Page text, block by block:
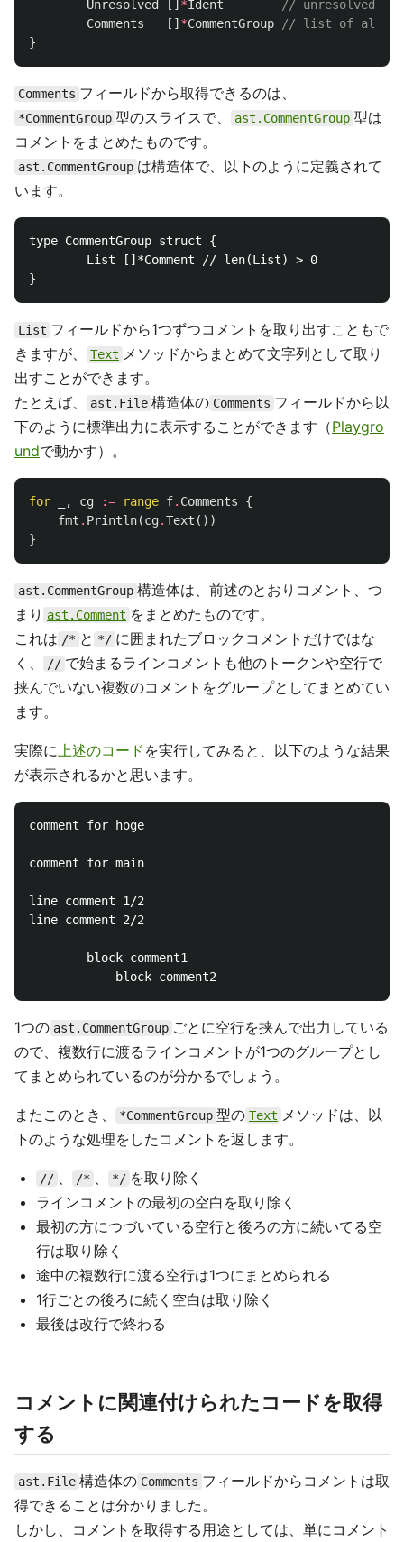
Unresolved *Ident
// unresolved
Comments
[] *CommentGroup
// list of all
}
Comments フィールドから取得できるのは、
*CommentGroup 型のスライスで、 ast.CommentGroup 型は
コメントをまとめたものです。
ast.CommentGroup は構造体で、以下のように定義されて
います。
type CommentGroup struct {
        List []*Comment // len(List) > 0
List フィールドから1つずつコメントを取り出すこともで
きますが、
Text メソッドからまとめて文字列として取り
出すことができます。
たとえば、
ast.File 構造体の Comments フィールドから以
下のように標準出力に表示することができます（Playgro
undで動かす）。
for , cg := range f. Comments
{
fmt . Println(cg.Text ())
}
ast.CommentGroup 構造体は、前述のとおりコメント、つ
まり ast.Comment をまとめたものです。
これは /* と */ に囲まれたブロックコメントだけではな
く、
// で始まるラインコメントも他のトークンや空行で
挟んでいない複数のコメントをグループとしてまとめてい
ます。
実際に上述のコード を実行してみると、以下のような結果
が表示されるかと思います。
comment for hoge
comment for main
line comment 1/2
line comment 2/2
1つの ast.CommentGroup ごとに空行を挟んで出力している
ので、複数行に渡るラインコメントが1つのグループとし
てまとめられているのが分かるでしょう。
またこのとき、 *CommentGroup 型の Text メソッドは、以
下のような処理をしたコメントを返します。
// 、 /* 、 */ を取り除く
ラインコメントの最初の空白を取り除く
最初の方につづいている空行と後ろの方に続いてる空
行は取り除く
途中の複数行に渡る空行は1つにまとめられる
1行ごとの後ろに続く空白は取り除く
最後は改行で終わる
コメントに関連付けられたコードを取得
する
ast.File 構造体の Comments フィールドからコメントは取
得できることは分かりました。
しかし、コメントを取得する用途としては、単にコメント